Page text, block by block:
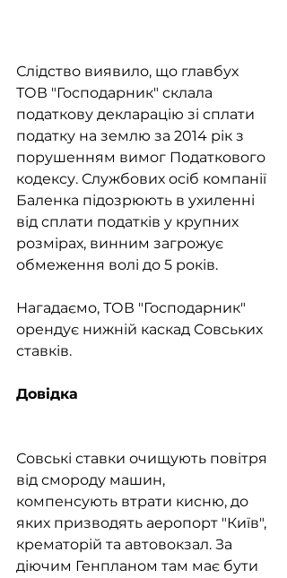
Слідство виявило, що главбух
ТОВ "Господарник" склала
податкову декларацію зі сплати
податку на землю за 2014 рік з
порушенням вимог Податкового
кодексу. Службових осіб компанії
Баленка підозрюють в ухиленні
від сплати податків у крупних
розмірах, винним загрожує
обмеження волі до 5 років.
Нагадаємо, ТОВ "Господарник"
орендує нижній каскад Совських
ставків.
Довідка
Совські ставки очищують повітря
від смороду машин,
компенсують втрати кисню, до
яких призводять аеропорт "Київ",
крематорій та автовокзал. За
діючим Генпланом там має бути